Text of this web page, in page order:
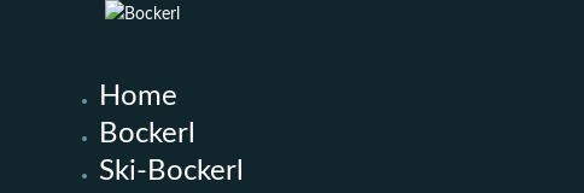
Home
Bockerl
Ski-Bockerl